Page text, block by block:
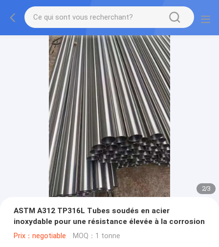
2/3
ASTM A312 TP316L Tubes soudés en acier
inoxydable pour une résistance élevée à la corrosion
Prix：negotiable MOQ：1 tonne